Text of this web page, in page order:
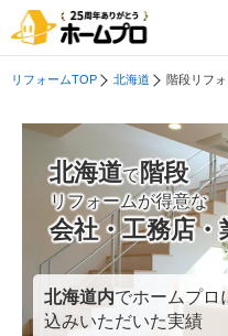
リフォームTOP 北海道 階段リフ
北海道で 階段
リフォームが得意な
会社・工務店・
北海道内でホームプロ
込みいただいた実績